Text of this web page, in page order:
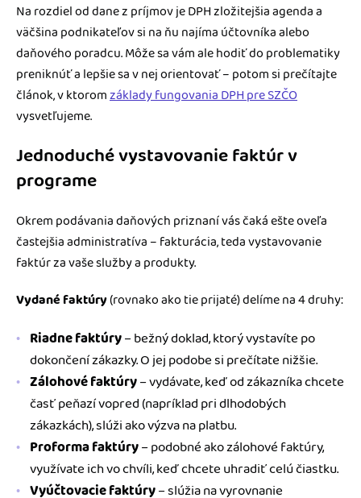
Na rozdiel od dane z príjmov je DPH zložitejšia agenda a
väčšina podnikateľov si na ňu najíma účtovníka alebo
daňového poradcu. Môže sa vám ale hodiť do problematiky
preniknúť a lepšie sa v nej orientovať – potom si prečítajte
článok, v ktoromzáklady fungovania DPH pre SZČO
vysvetľujeme.
Jednoduché vystavovanie faktúr v
programe
Okrem podávania daňových priznaní vás čaká ešte oveľa
častejšia administratíva – fakturácia, teda vystavovanie
faktúr za vaše služby a produkty.
Vydané faktúry(rovnako ako tie prijaté) delíme na 4 druhy:
Riadne faktúry– bežný doklad, ktorý vystavíte po
dokončení zákazky. O jej podobe si prečítate nižšie.
Zálohové faktúry– vydávate, keď od zákazníka chcete
časť peňazí vopred (napríklad pri dlhodobých
zákazkách), slúži ako výzva na platbu.
Proforma faktúry– podobné ako zálohové faktúry,
využívate ich vo chvíli, keď chcete uhradiť celú čiastku.
Vyúčtovacie faktúry– slúžia na vyrovnanie